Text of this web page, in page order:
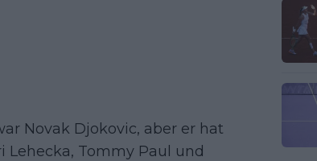
Novak Djokovic, aber er hat
Lehecka, Tommy Paul und